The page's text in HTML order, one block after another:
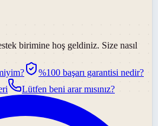
birimine hoş geldiniz. Size nasıl
%100 başarı garantisi nedir?
Lütfen beni arar mısınız?